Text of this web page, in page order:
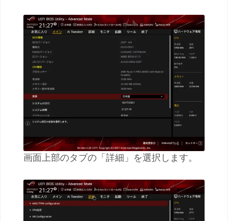
画面上部のタブの「詳細」を選択します。